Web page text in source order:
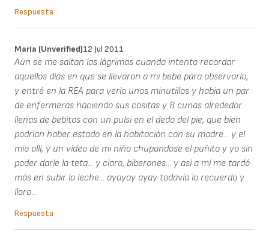
Respuesta
María (unverified)12 Jul 2011
Aún se me saltan las lágrimas cuando intento recordar
aquellos días en que se llevaron a mi bebe para observarlo,
y entré en la REA para verlo unos minutillos y había un par
de enfermeras haciendo sus cositas y 8 cunas alrededor
llenas de bebitos con un pulsi en el dedo del pie, que bien
podrían haber estado en la habitación con su madre... y el
mío allí, y un vídeo de mi niño chupandose el puñito y yo sin
poder darle la teta... y claro, biberones... y así a mí me tardó
más en subir la leche... ayayay ayay todavía lo recuerdo y
lloro...
Respuesta